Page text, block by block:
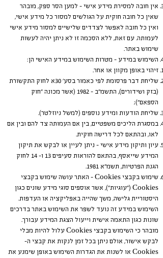
אין חובה למסירת מידע אישי – למען הסר ספק, מובהר
שאין כל חובה חוקית על הגולשים למסור כל מידע אישי,
ואין כל חובה לאפשר לצדדים שלישיים למסור מידע אישי
לעמותה. עם זאת, ללא הסכמה זו לא ניתן יהיה לעשות
שימוש באתר.
השימוש במידע – מטרות השימוש במידע האישי הן:
זיהוי באופן מקוון או אחר.
שליחת דבר פרסומת לפי כאמור בסע' 30א לחוק התקשורת
(בזק ושידורים), התשמ"ב – 1982 (אשר מכונה "חוק
הספאם");
שליחת הודעות ומידע נוספים (למשל ניוזלטר).
במסגרת הליכים משפטיים, בין אם העמותה צד להם ובין אם
לאו, ובהתאם לכל דרישה חוקית.
עיון ותיקון מידע אישי – ניתן לעיין או לבקש את תיקון
המידע שייאסף, בהתאם להוראות סעיפים 13 ו- 14 לחוק
הגנת הפרטיות, תשמ"א 1981.
שימוש בקבצי Cookies – האתר עושה שימוש בקבצי
Cookies ("עוגיות"), אשר אוספים סוגי מידע שונים כגון
היסטוריית גלישה, משך שהייה באפליקציה או העדפות.
השימוש במידע זה נועד לשפר את השימוש באתר בדרכים
שונות כגון התאמה אישית וייעול הצגת המידע עבורך.
מובהר כי השימוש בקבצי Cookies עלול להיות מבלי
לבקש אישור, אולם ניתן בכל זמן לנקות את קבצי ה-
Cookies או לשנות את הגדרות השימוש באופן שימנע את